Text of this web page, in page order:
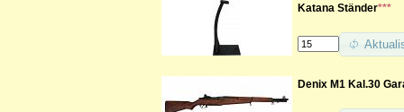
Katana Ständer***
Denix M1 Kal.30